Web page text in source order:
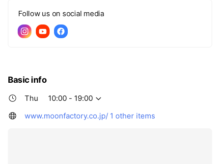
Follow us on social media
Basic info
Thu
10:00 - 19:00
www.moonfactory.co.jp/ 1 other items